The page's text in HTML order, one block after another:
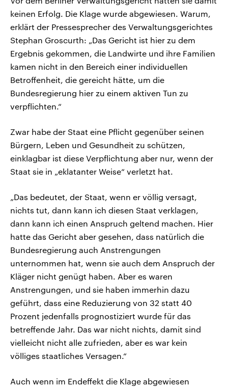
keinen Erfolg. Die Klage wurde abgewiesen. Warum,
erklärt der Pressesprecher des Verwaltungsgerichtes
Stephan Groscurth: „Das Gericht ist hier zu dem
Ergebnis gekommen, die Landwirte und ihre Familien
kamen nicht in den Bereich einer individuellen
Betroffenheit, die gereicht hätte, um die
Bundesregierung hier zu einem aktiven Tun zu
verpflichten.“
Zwar habe der Staat eine Pflicht gegenüber seinen
Bürgern, Leben und Gesundheit zu schützen,
einklagbar ist diese Verpflichtung aber nur, wenn der
Staat sie in „eklatanter Weise“ verletzt hat.
„Das bedeutet, der Staat, wenn er völlig versagt,
nichts tut, dann kann ich diesen Staat verklagen,
dann kann ich einen Anspruch geltend machen. Hier
hatte das Gericht aber gesehen, dass natürlich die
Bundesregierung auch Anstrengungen
unternommen hat, wenn sie auch dem Anspruch der
Kläger nicht genügt haben. Aber es waren
Anstrengungen, und sie haben immerhin dazu
geführt, dass eine Reduzierung von 32 statt 40
Prozent jedenfalls prognostiziert wurde für das
betreffende Jahr. Das war nicht nichts, damit sind
vielleicht nicht alle zufrieden, aber es war kein
völliges staatliches Versagen.“
Auch wenn im Endeffekt die Klage abgewiesen